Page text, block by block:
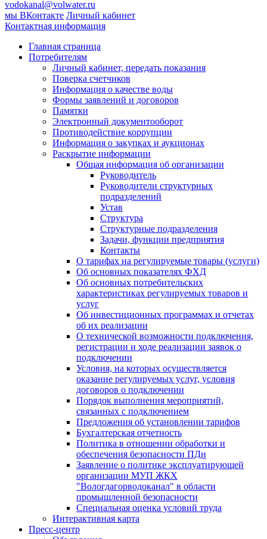
vodokanal@volwater.ru
мы ВКонтакте Личный кабинет
Контактная информация
Главная страница
Потребителям
Личный кабинет, передать показания
Поверка счетчиков
Информация о качестве воды
Формы заявлений и договоров
Памятки
Электронный документооборот
Противодействие коррупции
Информация о закупках и аукционах
Раскрытие информации
Общая информация об организации
Руководитель
Руководители структурных
подразделений
Устав
Структура
Структурные подразделения
Задачи, функции предприятия
Контакты
О тарифах на регулируемые товары (услуги)
Об основных показателях ФХД
Об основных потребительских
характеристиках регулируемых товаров и
услуг
Об инвестиционных программах и отчетах
об их реализации
О технической возможности подключения,
регистрации и ходе реализации заявок о
подключении
Условия, на которых осуществляется
оказание регулируемых услуг, условия
договоров о подключении
Порядок выполнения мероприятий,
связанных с подключением
Предложения об установлении тарифов
Бухгалтерская отчетность
Политика в отношении обработки и
обеспечения безопасности ПДн
Заявление о политике эксплуатирующей
организации МУП ЖКХ
"Вологдагорводоканал" в области
промышленной безопасности
Специальная оценка условий труда
Интерактивная карта
Пресс-центр